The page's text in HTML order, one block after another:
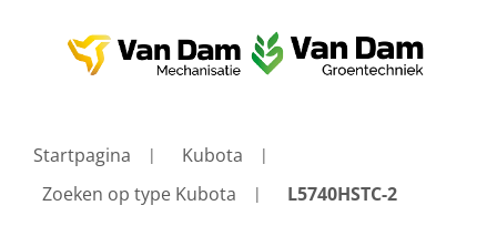
Startpagina
Kubota
Zoeken op type Kubota
L5740HSTC-2